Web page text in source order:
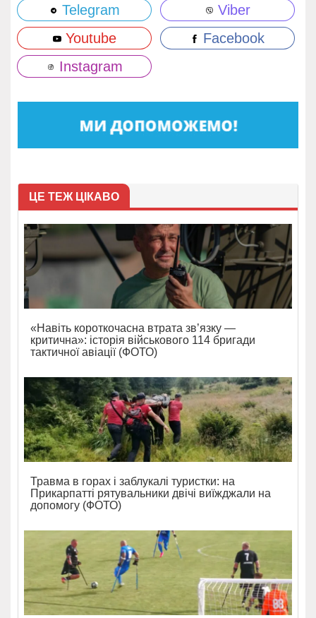
Telegram
Viber
Youtube
Facebook
Instagram
ЦЕ ТЕЖ ЦІКАВО
«Навіть короткочасна втрата зв’язку —
критична»: історія військового 114 бригади
тактичної авіації (ФОТО)
Травма в горах і заблукалі туристки: на
Прикарпатті рятувальники двічі виїжджали на
допомогу (ФОТО)